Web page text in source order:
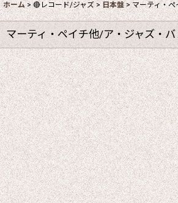
ホーム > 🔴レコード/ジャズ > 日本盤 > マーティ・
マーティ・ペイチ他/ア・ジャズ・